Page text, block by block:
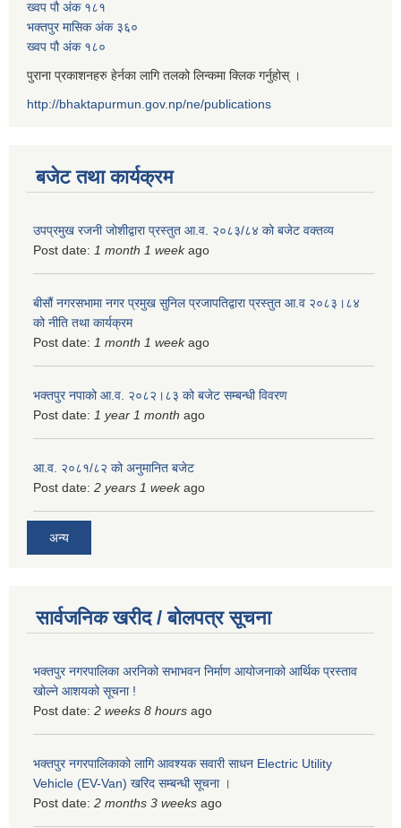
ख्वप पौ अंक १८१
भक्तपुर मासिक अंक ३६०
ख्वप पौ अंक १८०
पुराना प्रकाशनहरु हेर्नका लागि तलको लिन्कमा क्लिक गर्नुहोस् ।
http://bhaktapurmun.gov.np/ne/publications
बजेट तथा कार्यक्रम
उपप्रमुख रजनी जोशीद्वारा प्रस्तुत आ.व. २०८३/८४ को बजेट वक्तव्य
Post date: 1 month 1 weekago
बीसौं नगरसभामा नगर प्रमुख सुनिल प्रजापतिद्वारा प्रस्तुत आ.व‍ २०८३।८४
को नीति तथा कार्यक्रम
Post date: 1 month 1 weekago
भक्तपुर नपाको आ.व. २०८२।८३ को बजेट सम्बन्धी विवरण
Post date: 1 year 1 month ago
आ.व. २०८१/८२ को अनुमानित बजेट
Post date: 2 years 1 weekago
अन्य
सार्वजनिक खरीद / बोलपत्र सूचना
भक्तपुर नगरपालिका अरनिको सभाभवन निर्माण आयोजनाको आर्थिक प्रस्ताव
खोल्ने आशयको सूचना !
Post date: 2 weeks 8 hours ago
भक्तपुर नगरपालिकाकाे लागि आवश्यक सवारी साधन Electric Utility
Vehicle (EV-Van) खरिद सम्बन्धी सूचना ।
Post date: 2 months 3 weeks ago